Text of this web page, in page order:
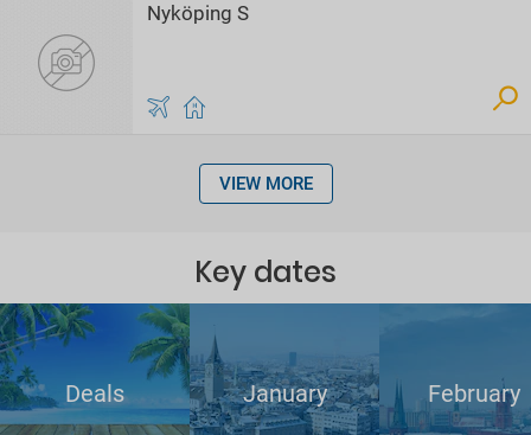
Nyköping S
VIEW MORE
Key dates
Deals January February